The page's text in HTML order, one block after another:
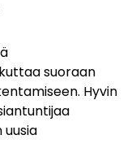
suoraan
Hyvin